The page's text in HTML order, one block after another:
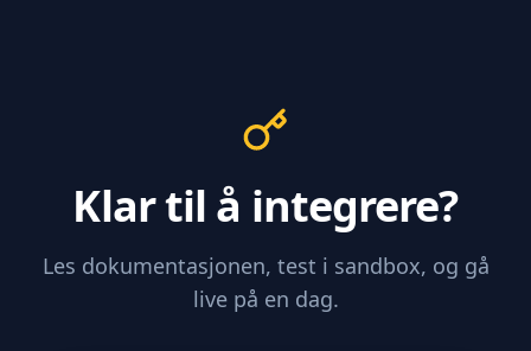
Klar til å integrere?
Les dokumentasjonen, test i sandbox, og gå
live på en dag.